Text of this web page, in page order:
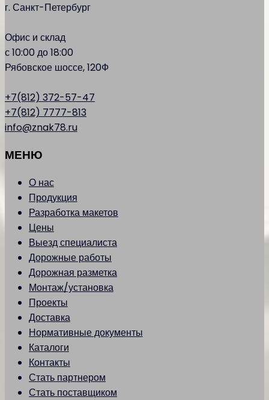
г. Санкт-Петербург
Офис и склад
с 10:00 до 18:00
Рябовское шоссе, 120Ф
+7(812) 372-57-47
+7(812) 7777-813
info@znak78.ru
МЕНЮ
О нас
Продукция
Разработка макетов
Цены
Выезд специалиста
Дорожные работы
Дорожная разметка
Монтаж/установка
Проекты
Доставка
Нормативные документы
Каталоги
Контакты
Стать партнером
Стать поставщиком